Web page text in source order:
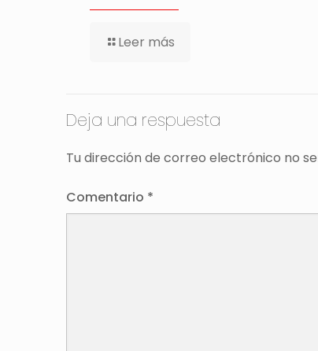
Leer más
Deja una respuesta
Tu dirección de correo electrónico no
Comentario *